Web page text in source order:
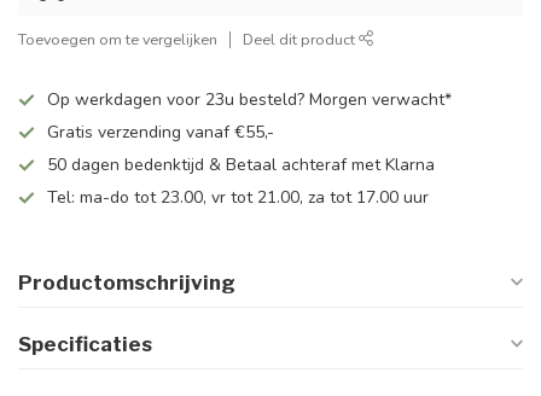
Toevoegen om te vergelijken Deel dit product
Op werkdagen voor 23u besteld? Morgen verwacht*
Gratis verzending vanaf €55,-
50 dagen bedenktijd & Betaal achteraf met Klarna
Tel: ma-do tot 23.00, vr tot 21.00, za tot 17.00 uur
Productomschrijving
Specificaties